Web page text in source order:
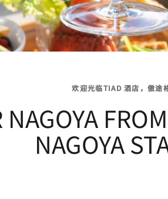
欢迎光临TIAD 酒店，傲途
NAGOYA
NAGOYA